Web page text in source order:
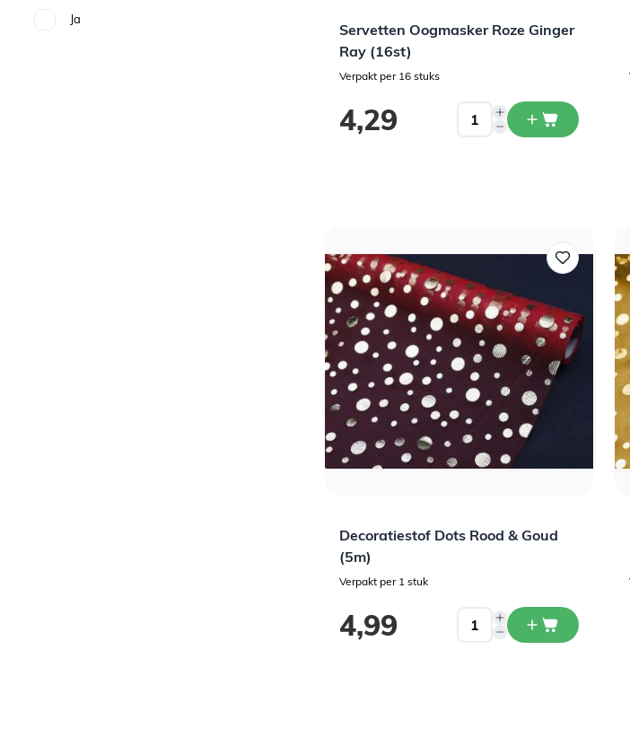
Ja
Servetten Oogmasker Roze Ginger
Ray (16st)
Verpakt per 16 stuks
4,29
Decoratiestof Dots Rood & Goud
(5m)
Verpakt per 1 stuk
4,99
Voornaam
Email
Ja, ik wil 5%